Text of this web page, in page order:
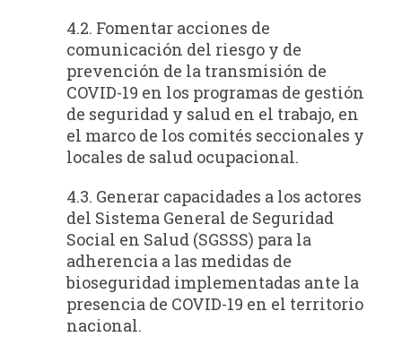
4.2. Fomentar acciones de
comunicación del riesgo y de
prevención de la transmisión de
COVID-19 en los programas de gestión
de seguridad y salud en el trabajo, en
el marco de los comités seccionales y
locales de salud ocupacional.
4.3. Generar capacidades a los actores
del Sistema General de Seguridad
Social en Salud (SGSSS) para la
adherencia a las medidas de
bioseguridad implementadas ante la
presencia de COVID-19 en el territorio
nacional.